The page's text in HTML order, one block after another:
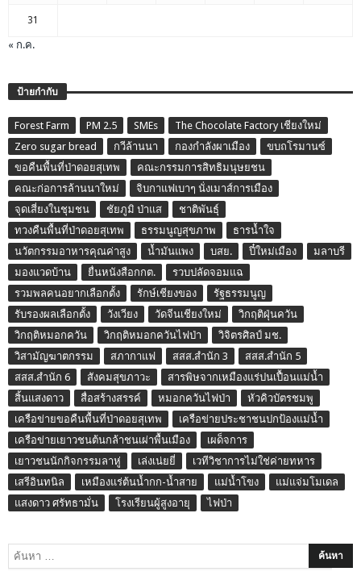
31
« ก.ค.
ป้ายกำกับ
Forest Farm PM 2.5 SMEs
The Chocolate Factory เชียงใหม่
Zero sugar bread
กวีล้านนา กองกำลังผาเมือง
ขบถโรมานซ์
ขอคืนพื้นที่ป่าดอยสุเทพ
คณะกรรมการสิทธิมนุษยชน
คณะก่อการล้านนาใหม่
จิบกาแฟเบาๆ นั่งเมาส์การเมือง
จุดเสี่ยงในชุมชน
ชัยภูมิ ป่าแส
ชาติพันธุ์
ทวงคืนพื้นที่ป่าดอยสุเทพ
ธรรมนูญสุขภาพ
ธารน้ำใจ
นวัตกรรมอาหารคุณค่าสูง
น้ำมันแพง บสย. ปี๋ใหม่เมือง
มลาบรี
มองแวดบ้าน
ยื่นหนังสือกกต.
รวบปลัดจอมแฉ
รวมพลคนอยากเลือกตั้ง
รักษ์เชียงของ
รัฐธรรมนูญ
รับรองผลเลือกตั้ง
วังเวียง วัดจีนเชียงใหม่
วิกฤติฝุ่นควัน
วิกฤติหมอกควัน
วิกฤติหมอกควันไฟป่า
วิจิตรศิลป์ มช.
วิสามัญฆาตกรรม
สภากาแฟ สสส.สำนัก 3
สสส.สำนัก 5
สสส.สำนัก 6
สังคมสุขภาวะ
สารพิษจากเหมืองแร่ปนเปื้อนแม่น้ำ
สิ้นแสงดาว
สื่อสร้างสรรค์ หมอกควันไฟป่า
หัวคิวบัตรชมพู
เครือข่ายขอคืนพื้นที่ป่าดอยสุเทพ
เครือข่ายประชาชนปกป้องแม่น้ำ
เครือข่ายเยาวชนต้นกล้าชนเผ่าพื้นเมือง
เผด็จการ
เยาวชนนักกิจกรรมลาหู่
เล่งเน่ยยี่
เวทีวิชาการไม่ใช่ค่ายทหาร
เสรีอินทนิล
เหมืองแร่ต้นน้ำกก-น้ำสาย แม่น้ำโขง
แม่แจ่มโมเดล
แสงดาว ศรัทธามั่น
โรงเรียนผู้สูงอายุ ไฟป่า